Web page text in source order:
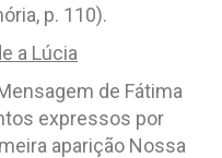
p. 110).
a Lúcia
de Fátima
expressos por
aparição Nossa